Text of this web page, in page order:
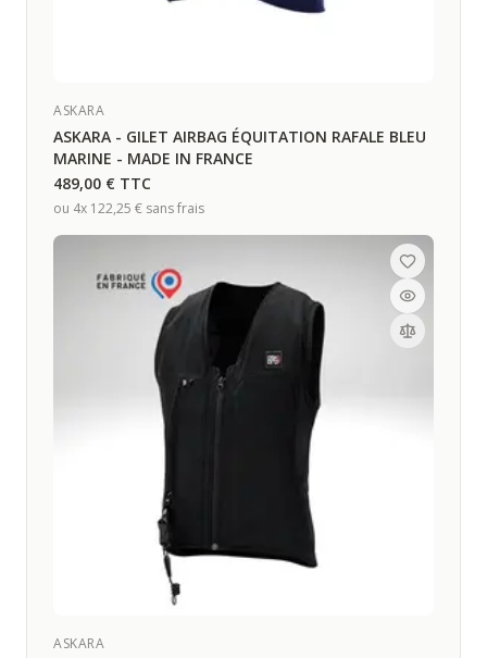
ASKARA
ASKARA - GILET AIRBAG ÉQUITATION RAFALE BLEU
MARINE - MADE IN FRANCE
489,00 € TTC
ou 4x 122,25 € sans frais
ASKARA
1er fois chez nous ? Recevez 5% de remise sur votre
commande
Inscrivez-vous à notre newsletter gonflée (Actu' sécurité,
offres & nouveaux produits) et recevez votre code promo
Je m'inscris
Non merci